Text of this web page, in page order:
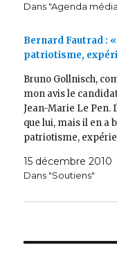
Dans "Agenda
Bernard Fautrad :
patriotisme,
Bruno Gollnisch,
mon avis le
Jean-Marie Le Pen.
que lui, mais il en a
patriotisme,
15 décembre 2010
Dans "Soutiens"